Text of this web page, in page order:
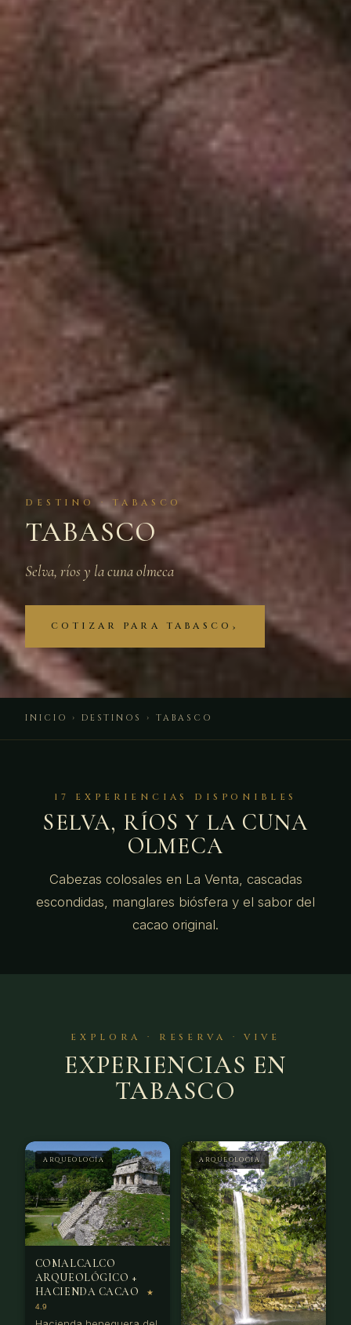
DESTINO · TABASCO
TABASCO
Selva, ríos y la cuna olmeca
COTIZAR PARA TABASCO
INICIO › DESTINOS › TABASCO
17 EXPERIENCIAS DISPONIBLES
SELVA, RÍOS Y LA CUNA
OLMECA
Cabezas colosales en La Venta, cascadas
escondidas, manglares biósfera y el sabor del
cacao original.
EXPLORA · RESERVA · VIVE
EXPERIENCIAS EN
TABASCO
ARQUEOLOGÍA
COMALCALCO
ARQUEOLÓGICO +
HACIENDA CACAO
ARQUEOLOGÍA